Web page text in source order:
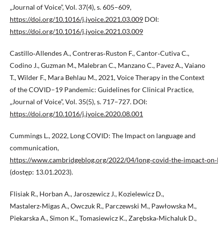
„Journal of Voice”, Vol. 37(4), s. 605–609,
https://doi.org/10.1016/j.jvoice.2021.03.009 DOI:
https://doi.org/10.1016/j.jvoice.2021.03.009
Castillo‑Allendes A., Contreras‑Ruston F., Cantor‑Cutiva C.,
Codino J., Guzman M., Malebran C., Manzano C., Pavez A., Vaiano
T., Wilder F., Mara Behlau M., 2021, Voice Therapy in the Context
of the COVID–19 Pandemic: Guidelines for Clinical Practice,
„Journal of Voice”, Vol. 35(5), s. 717–727. DOI:
https://doi.org/10.1016/j.jvoice.2020.08.001
Cummings L., 2022, Long COVID: The Impact on language and
communication,
https://www.cambridgeblog.org/2022/04/
(dostęp: 13.01.2023).
Flisiak R., Horban A., Jaroszewicz J., Kozielewicz D.,
Mastalerz‑Migas A., Owczuk R., Parczewski M., Pawłowska M.,
Piekarska A., Simon K., Tomasiewicz K., Zarębska‑Michaluk D.,